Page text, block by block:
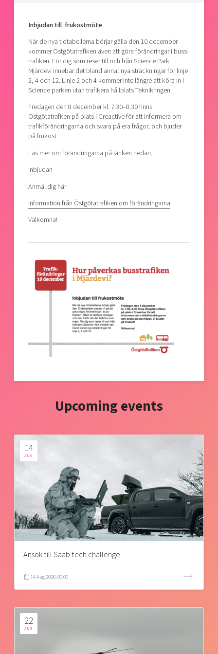
Bright East
East Sweden Tech Women
Reversed mentorship
Current offers and activities
Talent & skills
Startup & industry collaboration
Offers to boost your business
Funding opportunities
Projects
Publications
Project toolbox
Our clusters
Reach out to us
Today's lunch in Mjärdevi
Inbjudan till frukostmöte
När de nya tidtabellerna börjar gälla den 10 december
kommer Östgötatrafiken även att göra förändringar i buss­
trafiken. För dig som reser till och från Science Park
Mjärdevi innebär det bland annat nya sträckningar för linje
2, 4 och 12. Linje 2 och 4 kommer inte längre att köra in i
Science parken utan trafikera hållplats Teknikringen.
Fredagen den 8 december kl. 7.30–8.30 finns
Östgötatrafken på plats i Creactive för att informera om
trafikförändringarna och svara på era frågor, och bjuder
på frukost.
Läs mer om förändringarna på länken nedan.
Inbjudan
Anmäl dig här
Information från Östgötatrafiken om förändringarna
Välkomna!
Upcoming events
14
AUG
Ansök till Saab tech challenge
14 Aug 2026, 00:00
22
AUG